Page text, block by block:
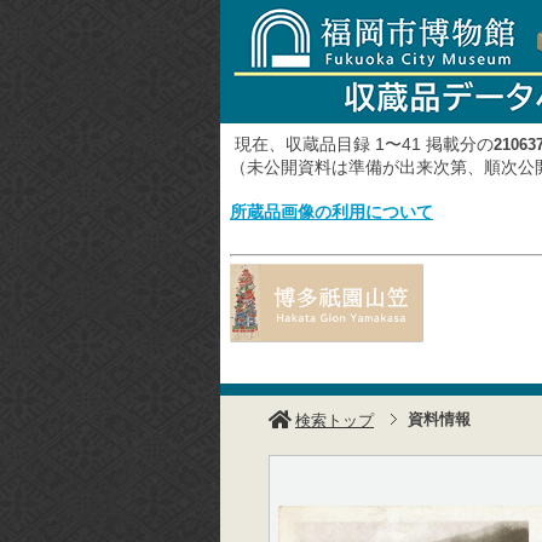
現在、収蔵品目録 1〜41 掲載分の
（未公開資料は準備が出来次第、順次
所蔵品画像の利用について
検索トップ 資料情報